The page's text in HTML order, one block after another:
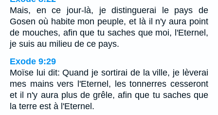
Mais, en ce jour-là, je distinguerai le pays de
Gosen où habite mon peuple, et là il n'y aura point
de mouches, afin que tu saches que moi, l'Eternel,
je suis au milieu de ce pays.
Exode 9:29
Moïse lui dit: Quand je sortirai de la ville, je lèverai
mes mains vers l'Eternel, les tonnerres cesseront
et il n'y aura plus de grêle, afin que tu saches que
la terre est à l'Eternel.